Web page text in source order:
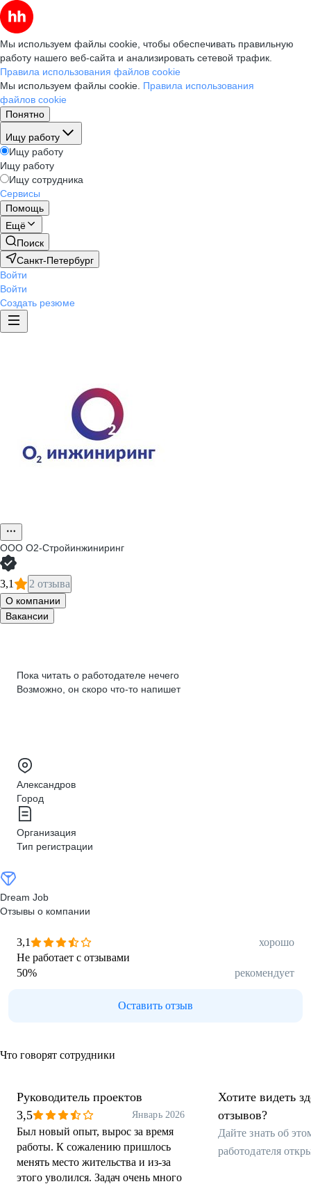
Мы используем файлы cookie, чтобы обеспечивать правильную
работу нашего веб-сайта и анализировать сетевой трафик.
Правила использования файлов cookie
Мы используем файлы cookie. Правила использования
файлов cookie
Понятно
Ищу работу
Ищу работу
Ищу работу
Ищу сотрудника
Сервисы
Помощь
Ещё
Поиск
Санкт-Петербург
Войти
Войти
Создать резюме
ООО О2-Стройинжиниринг
3,1 2 отзыва
О компании
Вакансии
Пока читать о работодателе нечего
Возможно, он скоро что‑то напишет
Александров
Город
Организация
Тип регистрации
Dream Job
Отзывы о компании
3,1
хорошо
Не работает с отзывами
50% рекомендует
Оставить отзыв
Что говорят сотрудники
Руководитель проектов
3,5
Январь 2026
Был новый опыт, вырос за время
работы. К сожалению пришлось
менять место жительства и из-за
этого уволился. Задач очень много
Хотите видеть
отзывов?
Дайте знать об
работодателя